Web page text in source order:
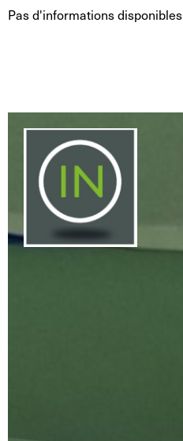
Pas d'informations disponibles